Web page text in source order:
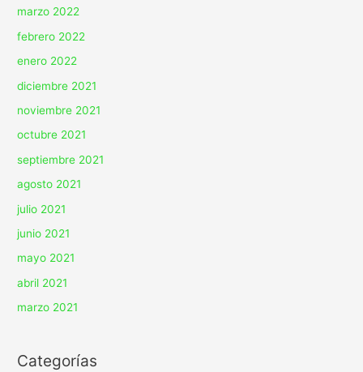
marzo 2022
febrero 2022
enero 2022
diciembre 2021
noviembre 2021
octubre 2021
septiembre 2021
agosto 2021
julio 2021
junio 2021
mayo 2021
abril 2021
marzo 2021
Categorías